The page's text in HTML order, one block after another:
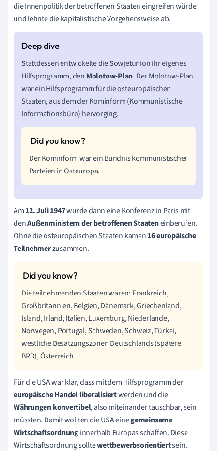
die Innenpolitik der betroffenen Staaten eingreifen würde
und lehnte die kapitalistische Vorgehensweise ab.
Stattdessen entwickelte die Sowjetunion ihr eigenes
Hilfsprogramm, den Molotow-Plan. Der Molotow-Plan
war ein Hilfsprogramm für die osteuropäischen
Staaten, aus dem der Kominform (Kommunistische
Informationsbüro) hervorging.
Der Kominform war ein Bündnis kommunistischer
Parteien in Osteuropa.
Am12. Juli 1947wurde dann eine Konferenz in Paris mit
denAußenministern der betroffenen Staateneinberufen.
Ohne die osteuropäischen Staaten kamen16 europäische
Teilnehmerzusammen.
Die teilnehmenden Staaten waren: Frankreich,
Großbritannien, Belgien, Dänemark, Griechenland,
Island, Irland, Italien, Luxemburg, Niederlande,
Norwegen, Portugal, Schweden, Schweiz, Türkei,
westliche Besatzungszonen Deutschlands (spätere
BRD), Österreich.
Für die USA war klar, dass mit dem Hilfsprogramm der
europäische Handel liberalisiertwerden und die
Währungenkonvertibel, also miteinander tauschbar, sein
müssten. Damit wollten die USA einegemeinsame
Wirtschaftsordnunginnerhalb Europas schaffen. Diese
Wirtschaftsordnung solltewettbewerbsorientiertsein.